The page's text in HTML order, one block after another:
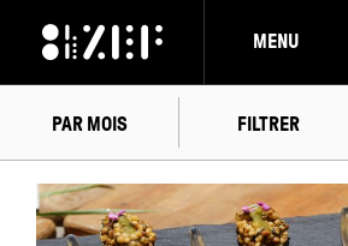
MENU
PAR MOIS FILTRER
AOÛT2026